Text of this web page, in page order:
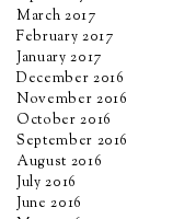
March 2017
February 2017
January 2017
December 2016
November 2016
October 2016
September 2016
August 2016
July 2016
June 2016